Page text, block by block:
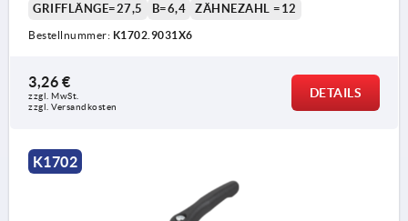
GRIFFLÄNGE=27,5
B=6,4 ZÄHNEZAHL =12
Bestellnummer: K1702.9031X6
3,26 €
zzgl. MwSt.
zzgl. Versandkosten
DETAILS
K1702